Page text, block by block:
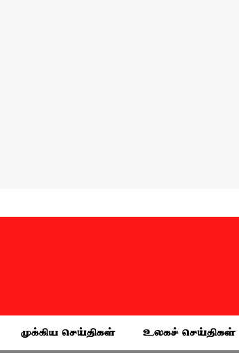
முக்கிய செய்திகள் உலகச் செய்திகள்